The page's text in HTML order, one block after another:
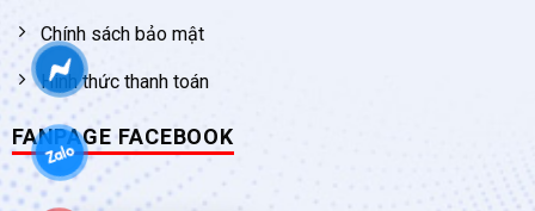
Chính sách bảo mật
Hình thức thanh toán
FANPAGE FACEBOOK